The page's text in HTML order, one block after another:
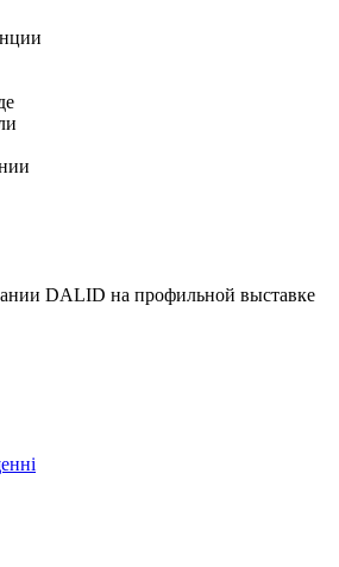
DALID на профильной выставке